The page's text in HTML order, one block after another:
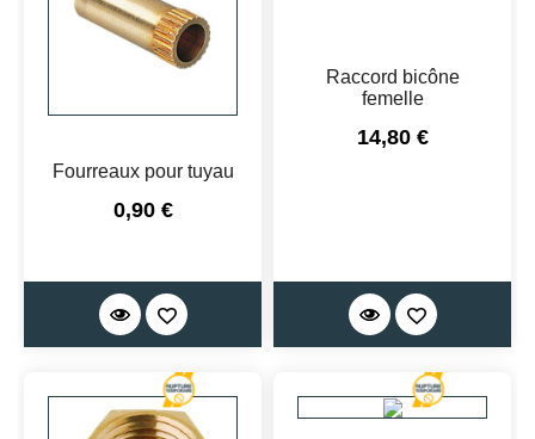
Fourreaux pour tuyau
Prix
0,90 €
Raccord bicône
femelle
Prix
14,80 €